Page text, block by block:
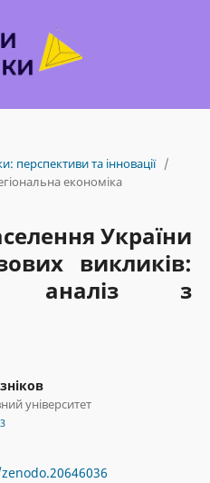
перспективи та інновації /
економіка
України
викликів:
аналіз з
університет